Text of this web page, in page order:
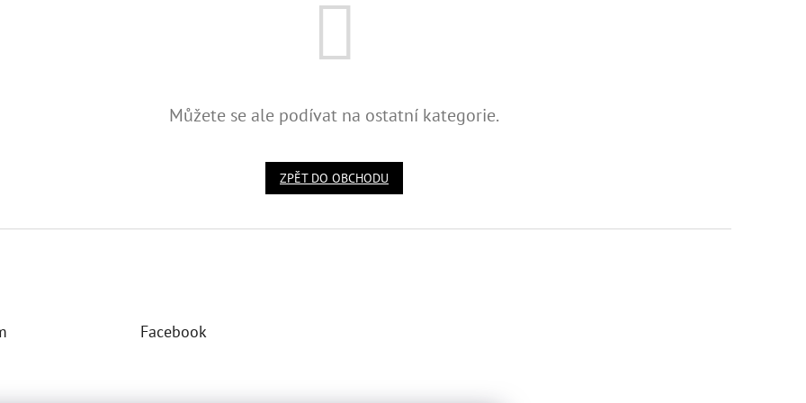
Můžete se ale podívat na ostatní kategorie.
ZPĚT DO OBCHODU
Facebook